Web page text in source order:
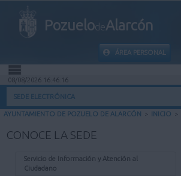
PozuelodeAlarcón
ÁREA PERSONAL
INICIO
08/08/2026 16:46:16
SEDE ELECTRÓNICA
AYUNTAMIENTO DE POZUELO DE ALARCÓN > INICIO >
CONOCE LA SEDE
Servicio de Información y Atención al
Ciudadano